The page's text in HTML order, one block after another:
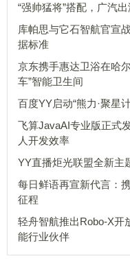
“强帅猛将”搭配，广汽
库帕思与它石智航官宣
据标准
京东携手惠达卫浴在哈
车”智能卫生间
百度YY启动“熊力·聚星
飞算JavaAI专业版正式
人开发效率
YY直播炬光联盟全新主
每日鲜语再宣新代言：
征程
轻舟智航推出Robo-X开
能行业伙伴